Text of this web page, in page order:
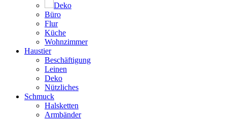
Deko
Büro
Flur
Küche
Wohnzimmer
Haustier
Beschäftigung
Leinen
Deko
Nützliches
Schmuck
Halsketten
Armbänder